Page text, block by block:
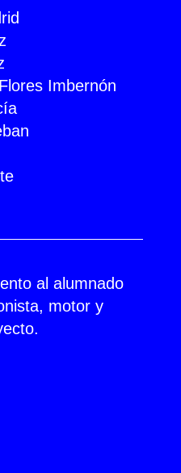
Imbernón
al alumnado
motor y